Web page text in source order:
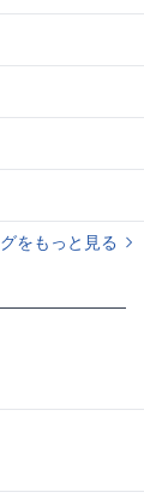
をもっと見る